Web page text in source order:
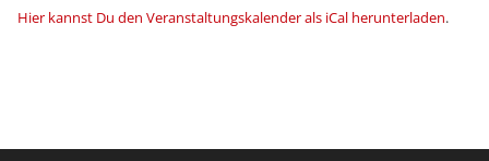
Hier kannst Du den Veranstaltungskalender als iCal herunterladen.